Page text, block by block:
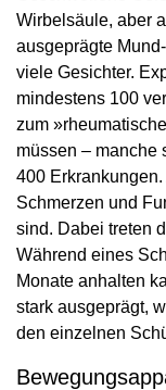
Wirbelsäule, aber
ausgeprägte
viele Gesichter.
mindestens 100
zum
müssen – manche
400
Schmerzen und
sind. Dabei treten
Während eines
Monate anhalten
stark ausgeprägt,
den einzelnen